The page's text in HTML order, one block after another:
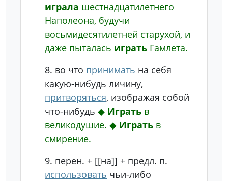
играла шестнадцатилетнего
Наполеона, будучи
восьмидесятилетней старухой, и
даже пыталась играть Гамлета.
8. во что принимать на себя
какую-нибудь личину,
притворяться, изображая собой
что-нибудь ◆ Играть в
великодушие. ◆ Играть в
смирение.
9. перен. + [[на]] + предл. п.
использовать чьи-либо